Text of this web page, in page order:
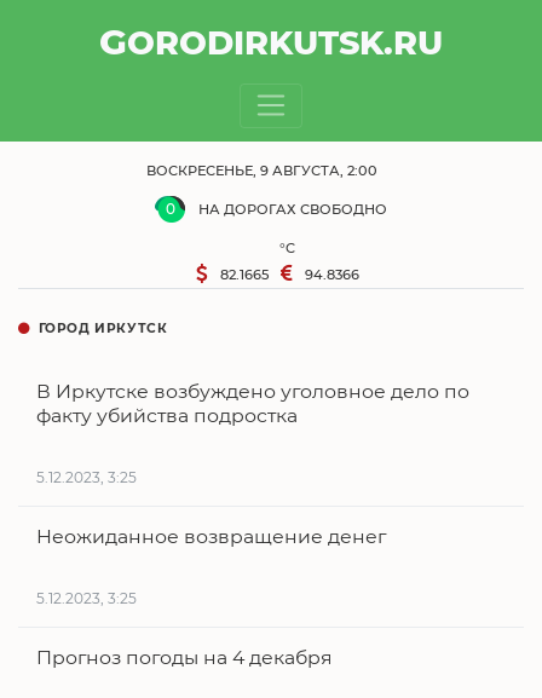
GORODIRKUTSK.RU
ВОСКРЕСЕНЬЕ, 9 АВГУСТА, 2:00
0 НА ДОРОГАХ СВОБОДНО
°C
82.1665
94.8366
ГОРОД ИРКУТСК
В Иркутске возбуждено уголовное дело по
факту убийства подростка
5.12.2023, 3:25
Неожиданное возвращение денег
5.12.2023, 3:25
Прогноз погоды на 4 декабря